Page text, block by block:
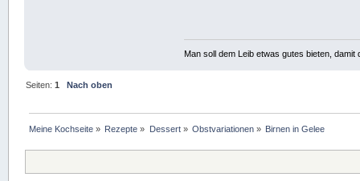
Man soll dem Leib etwas gutes bieten,
Seiten:1 Nach oben
Meine Kochseite » Rezepte » Dessert» Obstvariationen » Birnen in Gelee